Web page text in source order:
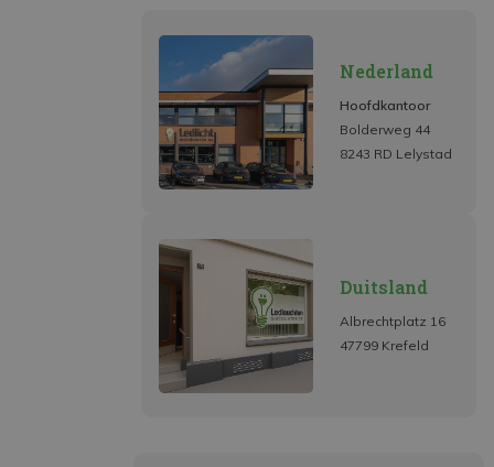
Nederland
Hoofdkantoor
Bolderweg 44
8243 RD Lelystad
Duitsland
Albrechtplatz 16
47799 Krefeld